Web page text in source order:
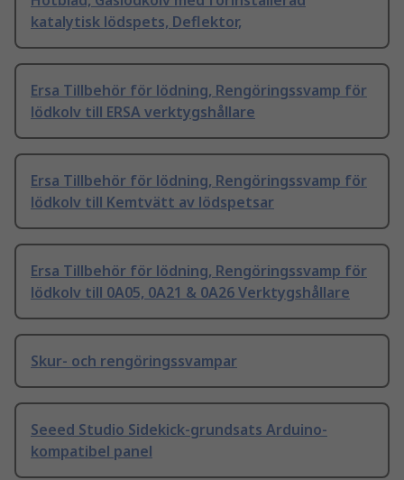
katalytisk lödspets, Deflektor,
Ersa Tillbehör för lödning, Rengöringssvamp för
lödkolv till ERSA verktygshållare
Ersa Tillbehör för lödning, Rengöringssvamp för
lödkolv till Kemtvätt av lödspetsar
Ersa Tillbehör för lödning, Rengöringssvamp för
lödkolv till 0A05, 0A21 & 0A26 Verktygshållare
Skur- och rengöringssvampar
Seeed Studio Sidekick-grundsats Arduino-
kompatibel panel